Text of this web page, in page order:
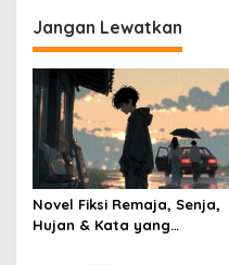
Jangan Lewatkan
Novel Fiksi Remaja, Senja,
Hujan & Kata yang